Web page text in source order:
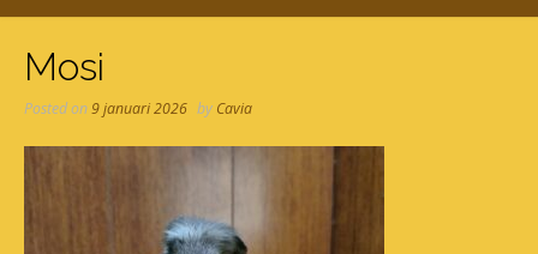
Mosi
Posted on9 januari 2026 by Cavia